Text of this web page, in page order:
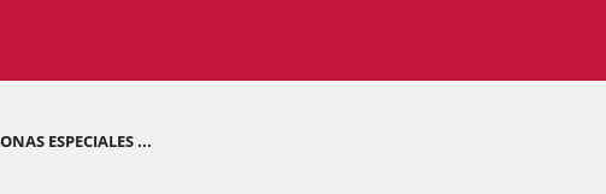
ESPECIALES ...